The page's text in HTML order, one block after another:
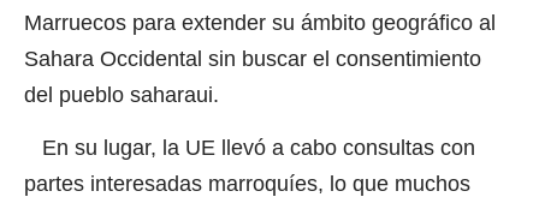
Marruecos para extender su ámbito geográfico al
Sahara Occidental sin buscar el consentimiento
del pueblo saharaui.
En su lugar, la UE llevó a cabo consultas con
partes interesadas marroquíes, lo que muchos